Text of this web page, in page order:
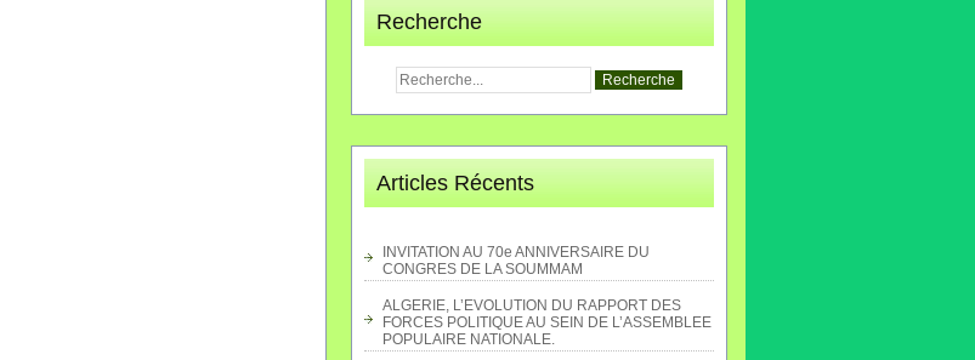
Recherche
Articles Récents
INVITATION AU 70e ANNIVERSAIRE DU
CONGRES DE LA SOUMMAM
ALGERIE, L’EVOLUTION DU RAPPORT DES
FORCES POLITIQUE AU SEIN DE L’ASSEMBLEE
POPULAIRE NATIONALE.